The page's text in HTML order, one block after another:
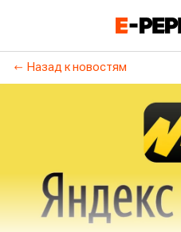
Назад к новостям